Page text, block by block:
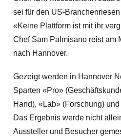
sei für den US-
«Keine Plattform ist mit ihr
Chef Sam Palmisano reist am
nach Hannover.
Gezeigt werden in Hannover
Sparten «Pro»
Hand), «Lab» (Forschung)
Das Ergebnis werde nicht
Aussteller und Besucher